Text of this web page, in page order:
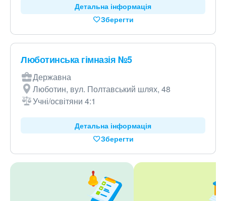
Детальна інформація
Зберегти
Люботинська гімназія №5
Державна
Люботин, вул. Полтавський шлях, 48
Учні/освітяни 4:1
Детальна інформація
Зберегти